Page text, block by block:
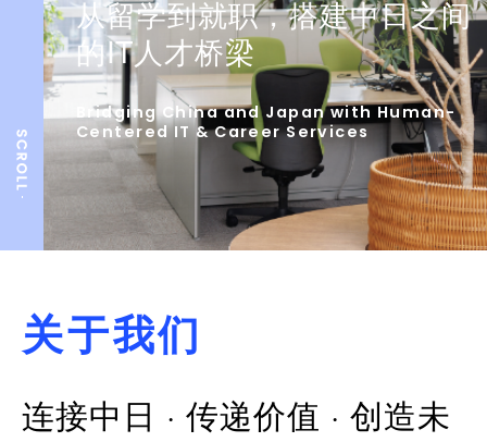
从留学到就职，搭建中日之间
的IT人才桥梁
Bridging China and Japan with Human-
Centered IT & Career Services
关于我们
连接中日 · 传递价值 · 创造未